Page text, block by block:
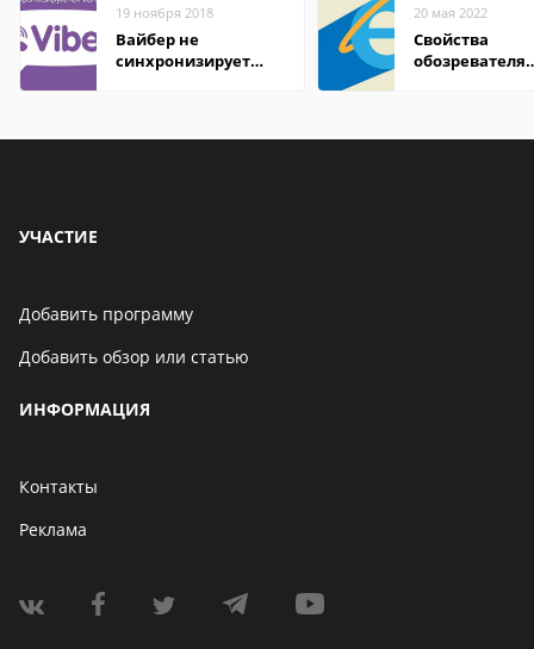
19 ноября 2018
Вайбер не
синхронизирует
20 мая 2022
Свойства
обозревателя
УЧАСТИЕ
Добавить программу
Добавить обзор или статью
ИНФОРМАЦИЯ
Контакты
Реклама